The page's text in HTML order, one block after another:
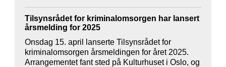
Tilsynsrådet for kriminalomsorgen har lansert
årsmelding for 2025
Onsdag 15. april lanserte Tilsynsrådet for
kriminalomsorgen årsmeldingen for året 2025.
Arrangementet fant sted på Kulturhuset i Oslo, og